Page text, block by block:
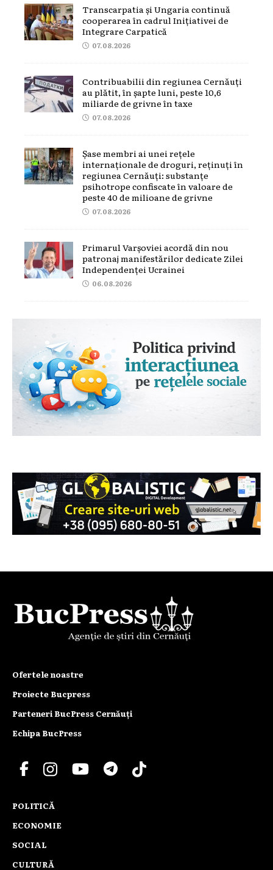
Transcarpatia și Ungaria continuă
cooperarea în cadrul Inițiativei de
Integrare Carpatică
07.08.2026
Contribuabilii din regiunea Cernăuți
au plătit, în șapte luni, peste 10,6
miliarde de grivne în taxe
07.08.2026
Șase membri ai unei rețele
internaționale de droguri, reținuți în
regiunea Cernăuți: substanțe
psihotrope confiscate în valoare de
peste 40 de milioane de grivne
07.08.2026
Primarul Varșoviei acordă din nou
patronaj manifestărilor dedicate Zilei
Independenței Ucrainei
06.08.2026
Ofertele noastre
Proiecte Bucpress
Parteneri BucPress Cernăuți
Echipa BucPress
POLITICĂ
ECONOMIE
SOCIAL
CULTURĂ